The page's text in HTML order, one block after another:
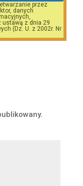
przez
danych
ustawą z dnia 29
(Dz. U. z 2002r. Nr